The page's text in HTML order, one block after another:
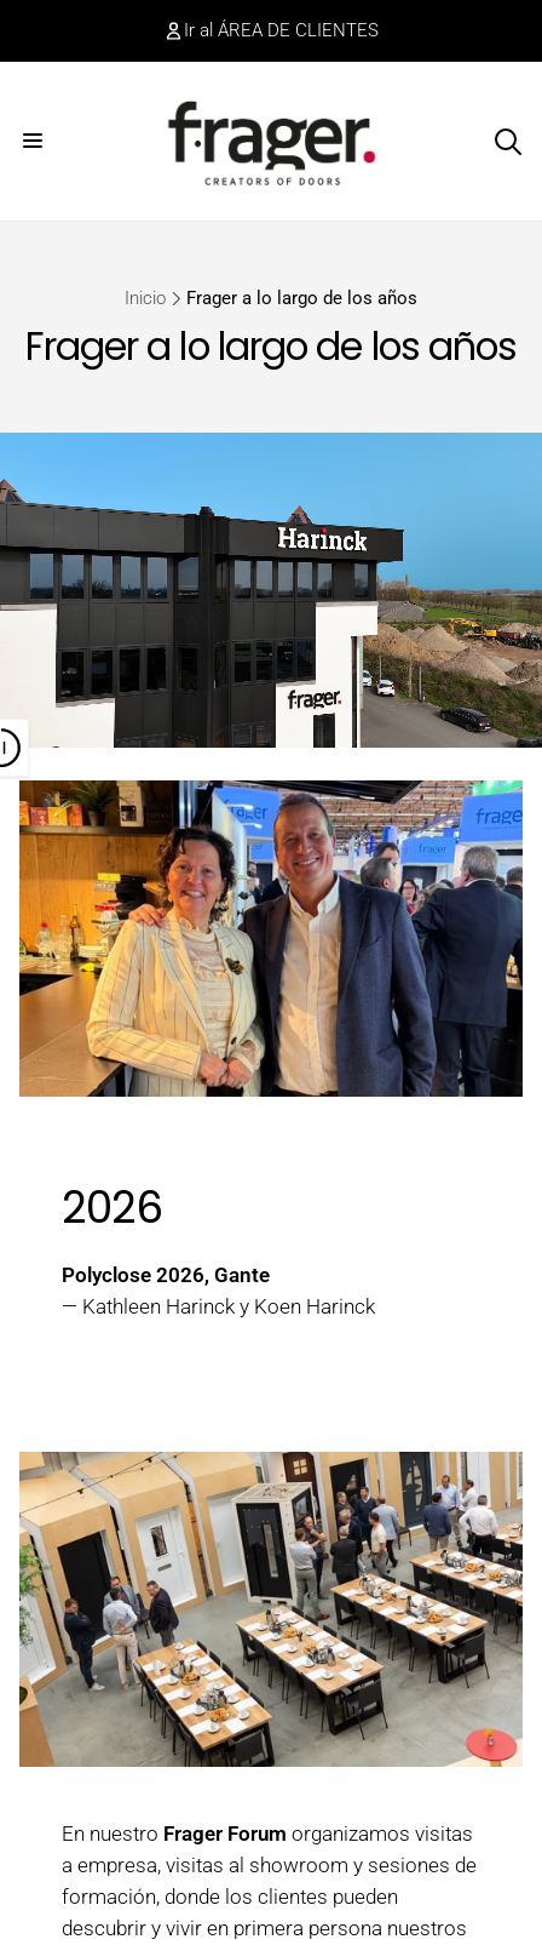
Ir al ÁREA DE CLIENTES
Inicio Frager a lo largo de los años
Frager a lo largo de los años
2026
Polyclose 2026, Gante
— Kathleen Harinck y Koen Harinck
En nuestro Frager Forum organizamos visitas
a empresa, visitas al showroom y sesiones de
formación, donde los clientes pueden
descubrir y vivir en primera persona nuestros